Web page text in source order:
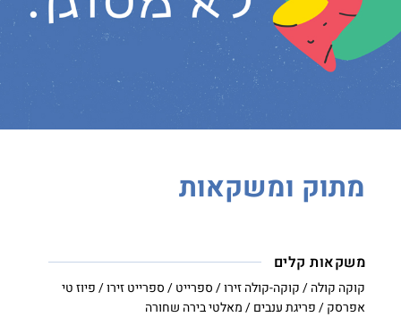
מתוק ומשקאות
משקאות קלים
קוקה קולה / קוקה-קולה זירו / ספרייט / ספרייט זירו / פיוז טי
אפרסק / פריגת ענבים / מאלטי בירה שחורה